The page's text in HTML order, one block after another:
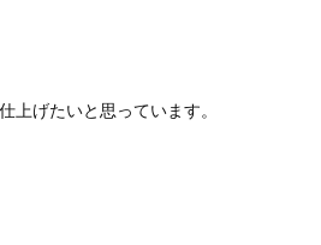
げたいと思っています。